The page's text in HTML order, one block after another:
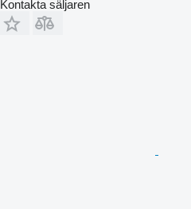
Kontakta säljaren